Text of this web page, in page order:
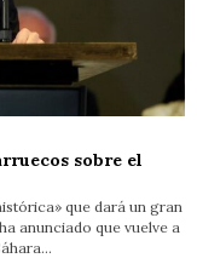
sobre el
que dará un gran
anunciado que vuelve a